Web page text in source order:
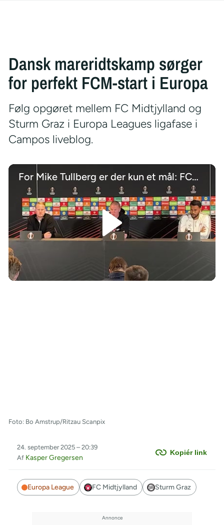
Dansk mareridtskamp sørger
for perfekt FCM-start i Europa
Følg opgøret mellem FC Midtjylland og
Sturm Graz i Europa Leagues ligafase i
Campos liveblog.
For Mike Tullberg er der kun et mål: FCM skal videre
Foto: Bo Amstrup/Ritzau Scanpix
Kopiér link
24. september 2025 – 20:39
Af Kasper Gregersen
Europa League FC Midtjylland Sturm Graz